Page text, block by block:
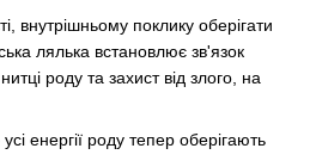
внутрішньому поклику оберігати
лялька встановлює зв'язок
роду та захист від злого, на
енергії роду тепер оберігають